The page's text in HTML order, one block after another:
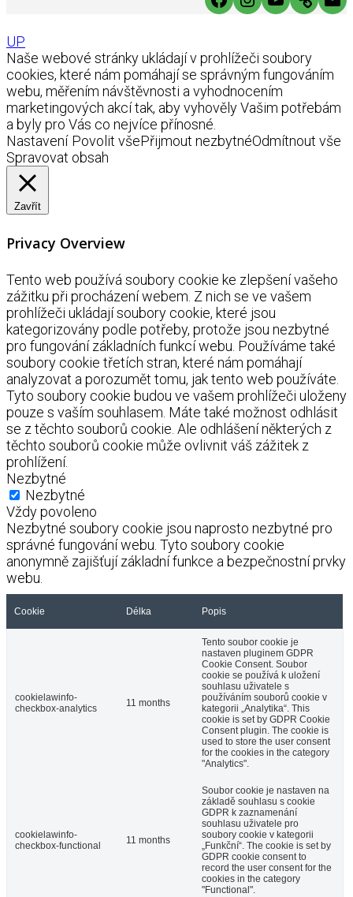
UP
Naše webové stránky ukládají v prohlížeči soubory
cookies, které nám pomáhají se správným fungováním
webu, měřením návštěvnosti a vyhodnocením
marketingových akcí tak, aby vyhověly Vašim potřebám
a byly pro Vás co nejvíce přínosné.
Nastavení Povolit všePřijmout nezbytnéOdmítnout vše
Spravovat obsah
Zavřít
Privacy Overview
Tento web používá soubory cookie ke zlepšení vašeho
zážitku při procházení webem. Z nich se ve vašem
prohlížeči ukládají soubory cookie, které jsou
kategorizovány podle potřeby, protože jsou nezbytné
pro fungování základních funkcí webu. Používáme také
soubory cookie třetích stran, které nám pomáhají
analyzovat a porozumět tomu, jak tento web používáte.
Tyto soubory cookie budou ve vašem prohlížeči uloženy
pouze s vaším souhlasem. Máte také možnost odhlásit
se z těchto souborů cookie. Ale odhlášení některých z
těchto souborů cookie může ovlivnit váš zážitek z
prohlížení.
Nezbytné
Nezbytné
Vždy povoleno
Nezbytné soubory cookie jsou naprosto nezbytné pro
správné fungování webu. Tyto soubory cookie
anonymně zajišťují základní funkce a bezpečnostní prvky
webu.
Cookie Délka Popis
cookielawinfo-
checkbox-analytics
11 months
Tento soubor cookie je
nastaven pluginem GDPR
Cookie Consent. Soubor
cookie se používá k uložení
souhlasu uživatele s
používáním souborů cookie v
kategorii „Analytika“. This
cookie is set by GDPR Cookie
Consent plugin. The cookie is
used to store the user consent
for the cookies in the category
"Analytics".
cookielawinfo-
checkbox-functional
11 months
Soubor cookie je nastaven na
základě souhlasu s cookie
GDPR k zaznamenání
souhlasu uživatele pro
soubory cookie v kategorii
„Funkční“. The cookie is set by
GDPR cookie consent to
record the user consent for the
cookies in the category
"Functional".